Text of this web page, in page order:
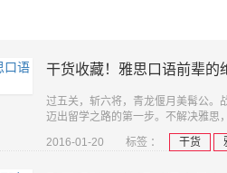
干货收藏！雅思口语前辈的
过五关，斩六将，青龙偃月美髯公。
迈出留学之路的第一步。不解决雅思
2016-01-20
标签 ： 干货